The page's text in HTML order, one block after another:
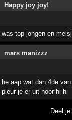
Happy joy joy!
was top jongen en
mars manizzz
he aap wat dan 4de
pleur je er uit hoor hi hi
Deel